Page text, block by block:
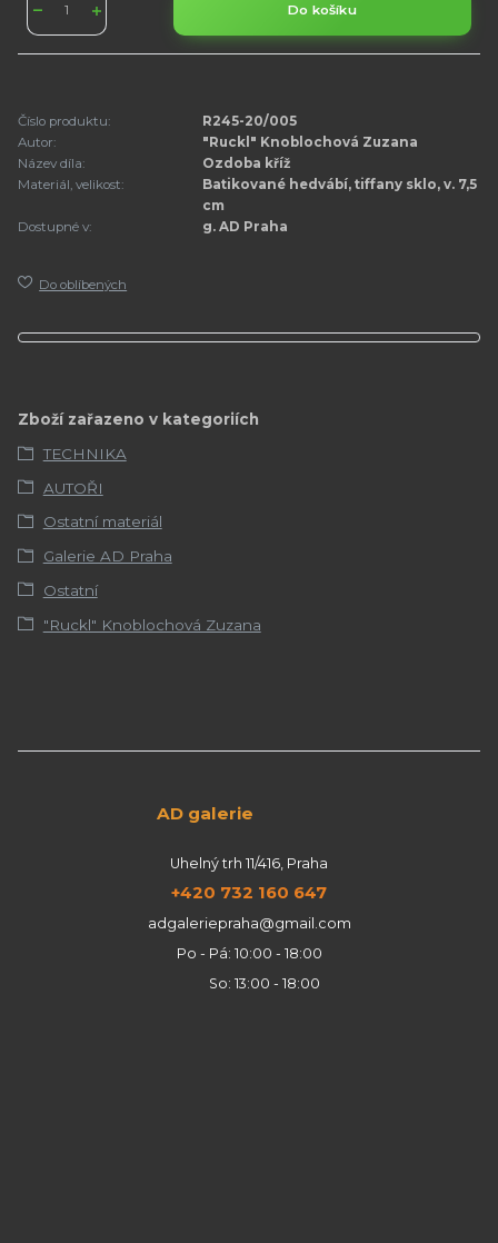
Do košíku
Číslo produktu:
R245-20/005
Autor:
"Ruckl" Knoblochová Zuzana
Název díla:
Ozdoba kříž
Materiál, velikost:
Batikované hedvábí, tiffany sklo, v. 7,5
cm
Dostupné v:
g. AD Praha
Do oblíbených
Zboží zařazeno v kategoriích
TECHNIKA
AUTOŘI
Ostatní materiál
Galerie AD Praha
Ostatní
"Ruckl" Knoblochová Zuzana
AD galerie
Uhelný trh 11/416, Praha
+420 732 160 647
adgaleriepraha@gmail.com
Po - Pá: 10:00 - 18:00
So: 13:00 - 18:00